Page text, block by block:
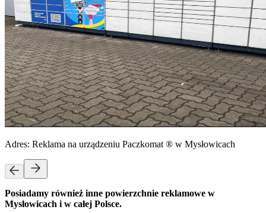
Adres: Reklama na urządzeniu Paczkomat ® w Mysłowicach
Posiadamy również inne powierzchnie reklamowe w
Mysłowicach i w całej Polsce.